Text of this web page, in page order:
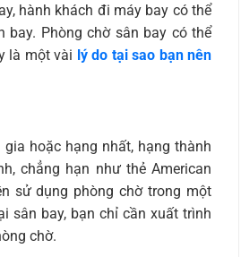
hành khách đi máy bay có thể
Phòng chờ sân bay có thể
là một vài lý do tại sao bạn nên
hoặc hạng nhất, hạng thành
chẳng hạn như thẻ American
sử dụng phòng chờ trong một
sân bay, bạn chỉ cần xuất trình
chờ.